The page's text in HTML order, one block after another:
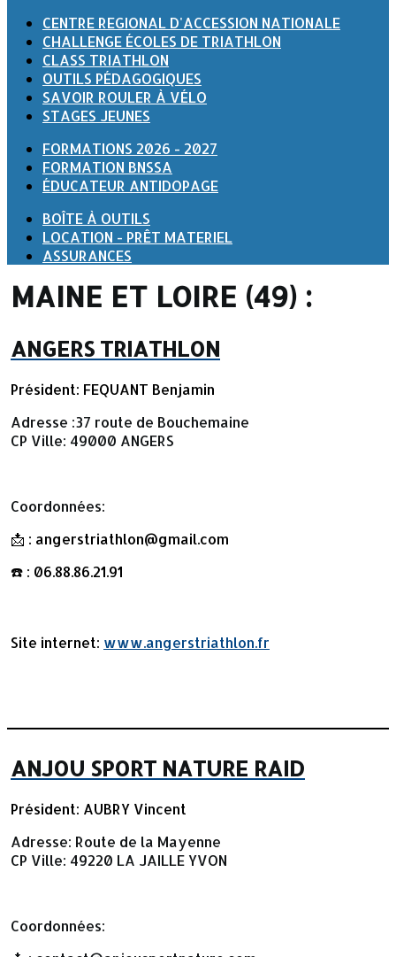
CENTRE REGIONAL D'ACCESSION NATIONALE
CHALLENGE ÉCOLES DE TRIATHLON
CLASS TRIATHLON
OUTILS PÉDAGOGIQUES
SAVOIR ROULER À VÉLO
STAGES JEUNES
FORMATIONS 2026 - 2027
FORMATION BNSSA
ÉDUCATEUR ANTIDOPAGE
BOÎTE À OUTILS
LOCATION - PRÊT MATERIEL
ASSURANCES
MAINE ET LOIRE (49) :
ANGERS TRIATHLON
Président: FEQUANT Benjamin
Adresse :37 route de Bouchemaine
CP Ville: 49000 ANGERS
Coordonnées:
📩 : angerstriathlon@gmail.com
☎️ : 06.88.86.21.91
Site internet: www.angerstriathlon.fr
ANJOU SPORT NATURE RAID
Président: AUBRY Vincent
Adresse: Route de la Mayenne
CP Ville: 49220 LA JAILLE YVON
Coordonnées: